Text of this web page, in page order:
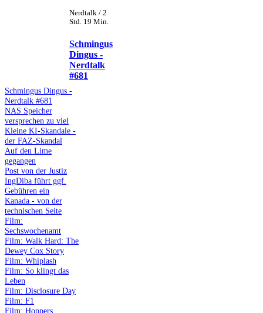
Nerdtalk / 2
Std. 19 Min.
Schmingus
Dingus -
Nerdtalk
#681
Schmingus Dingus -
Nerdtalk #681
NAS Speicher
versprechen zu viel
Kleine KI-Skandale -
der FAZ-Skandal
Auf den Lime
gegangen
Post von der Justiz
IngDiba führt ggf.
Gebühren ein
Kanada - von der
technischen Seite
Film:
Sechswochenamt
Film: Walk Hard: The
Dewey Cox Story
Film: Whiplash
Film: So klingt das
Leben
Film: Disclosure Day
Film: F1
Film: Hoppers